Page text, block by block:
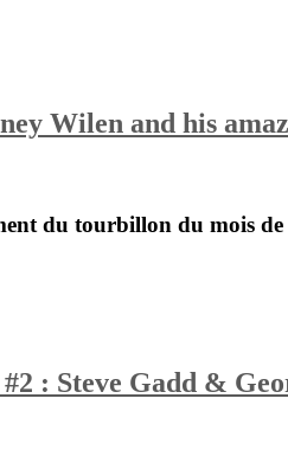
Wilen and his
du tourbillon du mois
: Steve Gadd &